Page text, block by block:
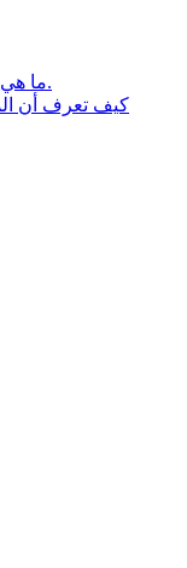
ما هي شبكات الحاسوب؟ المفاهيم الأساسية.
كيف تعرف أن